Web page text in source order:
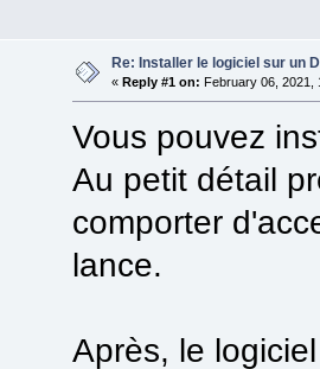
Re: Installer le logiciel sur un
« Reply #1 on: February 06, 2021,
Vous pouvez
Au petit détail
comporter
lance.
Après, le